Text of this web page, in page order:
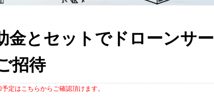
金とセットでドローンサー
招待
定はこちらからご確認頂けます。